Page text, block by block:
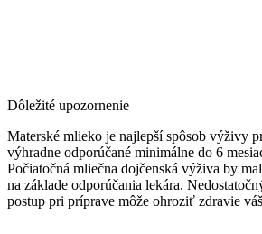
Dôležité upozornenie
Materské mlieko je najlepší spôsob výživy
výhradne odporúčané minimálne do 6
Počiatočná mliečna dojčenská výživa by
na základe odporúčania lekára.
postup pri príprave môže ohroziť zdravie